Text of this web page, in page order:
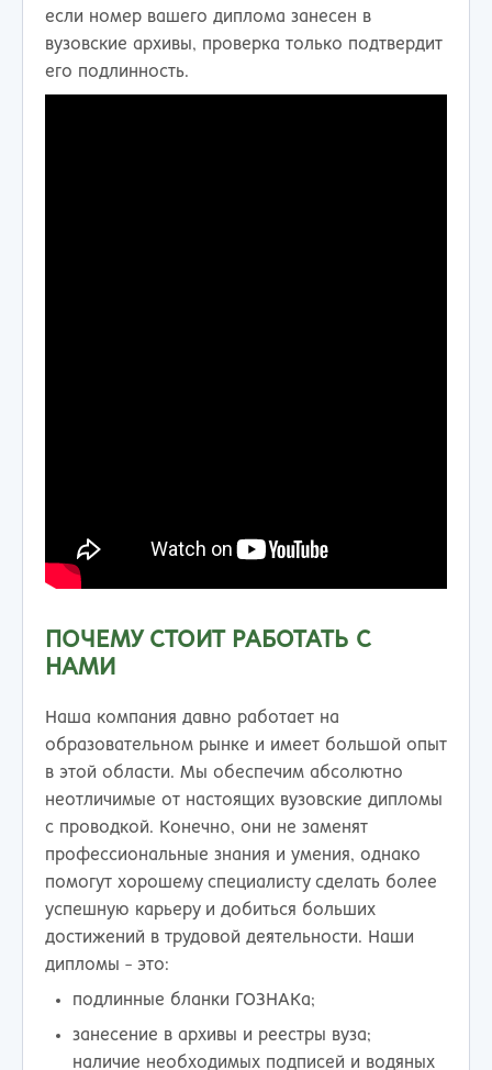
если номер вашего диплома занесен в
вузовские архивы, проверка только подтвердит
его подлинность.
ПОЧЕМУ СТОИТ РАБОТАТЬ С
НАМИ
Наша компания давно работает на
образовательном рынке и имеет большой опыт
в этой области. Мы обеспечим абсолютно
неотличимые от настоящих вузовские дипломы
с проводкой. Конечно, они не заменят
профессиональные знания и умения, однако
помогут хорошему специалисту сделать более
успешную карьеру и добиться больших
достижений в трудовой деятельности. Наши
дипломы - это:
подлинные бланки ГОЗНАКа;
занесение в архивы и реестры вуза;
наличие необходимых подписей и водяных